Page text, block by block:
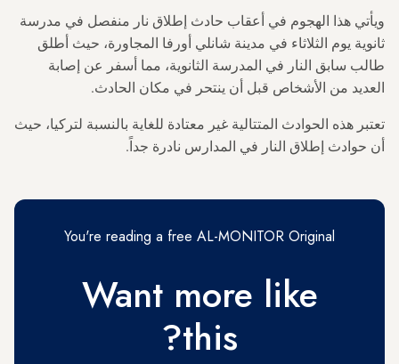
ويأتي هذا الهجوم في أعقاب حادث إطلاق نار منفصل في مدرسة
ثانوية يوم الثلاثاء في مدينة شانلي أورفا المجاورة، حيث أطلق
طالب سابق النار في المدرسة الثانوية، مما أسفر عن إصابة
العديد من الأشخاص قبل أن ينتحر في مكان الحادث.
تعتبر هذه الحوادث المتتالية غير معتادة للغاية بالنسبة لتركيا، حيث
أن حوادث إطلاق النار في المدارس نادرة جداً.
You're reading a free AL-MONITOR Original
Want more like
this?